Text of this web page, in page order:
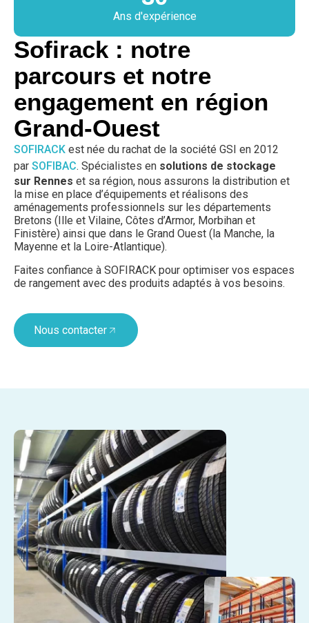
Ans d'expérience
Sofirack : notre
parcours et notre
engagement en région
Grand-Ouest
SOFIRACK est née du rachat de la société GSI en 2012
par SOFIBAC. Spécialistes en solutions de stockage
sur Rennes et sa région, nous assurons la distribution et
la mise en place d’équipements et réalisons des
aménagements professionnels sur les départements
Bretons (Ille et Vilaine, Côtes d’Armor, Morbihan et
Finistère) ainsi que dans le Grand Ouest (la Manche, la
Mayenne et la Loire-Atlantique).
Faites confiance à SOFIRACK pour optimiser vos espaces
de rangement avec des produits adaptés à vos besoins.
Nous contacter